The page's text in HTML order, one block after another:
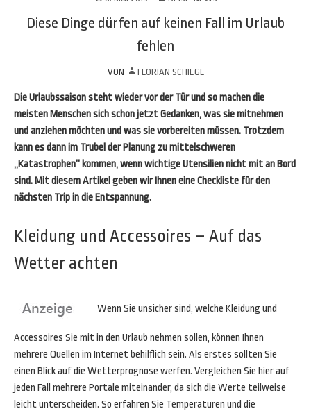
Diese Dinge dürfen auf keinen Fall im Urlaub
fehlen
VON FLORIAN SCHIEGL
Die Urlaubssaison steht wieder vor der Tür und so machen die
meisten Menschen sich schon jetzt Gedanken, was sie mitnehmen
und anziehen möchten und was sie vorbereiten müssen. Trotzdem
kann es dann im Trubel der Planung zu mittelschweren
„Katastrophen“ kommen, wenn wichtige Utensilien nicht mit an Bord
sind. Mit diesem Artikel geben wir Ihnen eine Checkliste für den
nächsten Trip in die Entspannung.
Kleidung und Accessoires – Auf das
Wetter achten
Wenn Sie unsicher sind, welche Kleidung und
Accessoires Sie mit in den Urlaub nehmen sollen, können Ihnen
mehrere Quellen im Internet behilflich sein. Als erstes sollten Sie
einen Blick auf die Wetterprognose werfen. Vergleichen Sie hier auf
jeden Fall mehrere Portale miteinander, da sich die Werte teilweise
leicht unterscheiden. So erfahren Sie Temperaturen und die